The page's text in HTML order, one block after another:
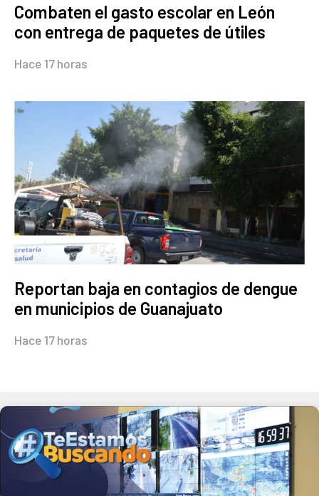
Combaten el gasto escolar en León
con entrega de paquetes de útiles
Hace 17 horas
Reportan baja en contagios de dengue
en municipios de Guanajuato
Hace 17 horas